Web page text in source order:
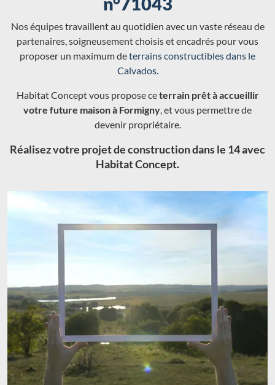
Nos équipes travaillent au quotidien avec un vaste réseau de
partenaires, soigneusement choisis et encadrés pour vous
proposer un maximum deterrains constructibles dans le
Calvados.
Habitat Concept vous propose ceterrain prêt à accueillir
votre future maison à Formigny, et vous permettre de
devenir propriétaire.
Réalisez votre projet de construction dans le 14 avec
Habitat Concept.